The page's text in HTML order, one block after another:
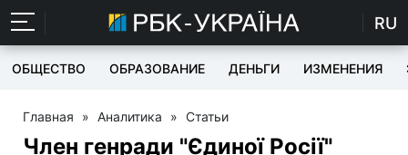
RU
ОБЩЕСТВО ОБРАЗОВАНИЕ ДЕНЬГИ ИЗМЕНЕНИЯ
Главная » Аналитика » Статьи
Член генради "Єдиної Росії"